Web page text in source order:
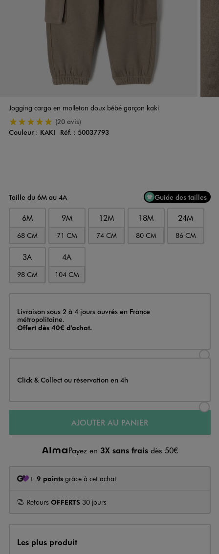
Jogging cargo en molleton doux bébé garçon kaki
5/5 de moyenne(20 avis)
Couleur
Couleur : KAKI Réf. : 50037793
Taille du 6M au 4A Guide des tailles
6M
68 CM
9M
71 CM
12M
74 CM
18M
80 CM
24M
86 CM
3A
98 CM
4A
104 CM
Livraison
Livraison sous 2 à 4 jours ouvrés en France
métropolitaine.
Offert dès 40€ d'achat.
Click & Collect ou réservation en 4h
AJOUTER AU PANIER
Payez en 3X sans frais dès 50€
+ 9 points grâce à cet achat
Retours OFFERTS 30 jours
Les plus produit